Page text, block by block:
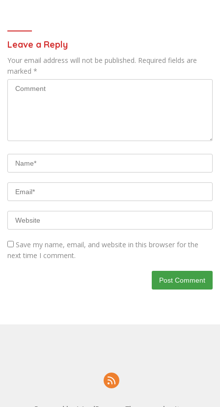
Leave a Reply
Your email address will not be published. Required fields are
marked *
Save my name, email, and website in this browser for the
next time I comment.